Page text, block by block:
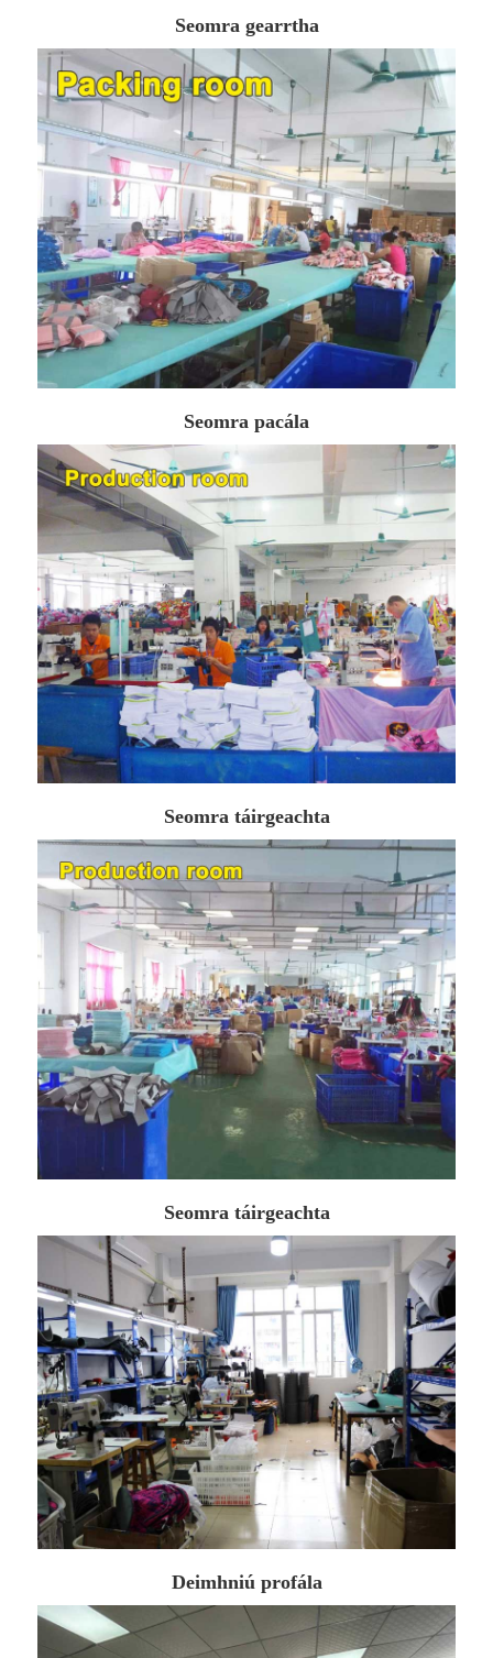
Seomra gearrtha
Seomra pacála
Seomra táirgeachta
Seomra táirgeachta
Deimhniú profála